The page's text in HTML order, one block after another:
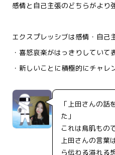
感情と自己主張のどちらがより
エクスプレッシブは感情・自己
・喜怒哀楽がはっきりしていて
・新しいことに積極的にチャレ
「上田さんの話
た」
これは鳥肌もの
上田さんの言葉
ら伝わる溢れる